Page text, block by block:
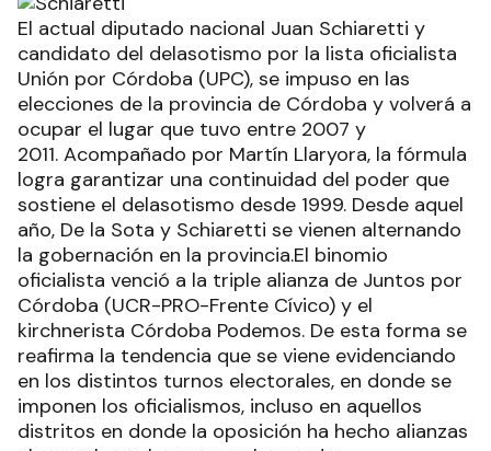
El actual diputado nacional Juan Schiaretti y
candidato del delasotismo por la lista oficialista
Unión por Córdoba (UPC), se impuso en las
elecciones de la provincia de Córdoba y volverá a
ocupar el lugar que tuvo entre 2007 y
2011. Acompañado por Martín Llaryora, la fórmula
logra garantizar una continuidad del poder que
sostiene el delasotismo desde 1999. Desde aquel
año, De la Sota y Schiaretti se vienen alternando
la gobernación en la provincia.El binomio
oficialista venció a la triple alianza de Juntos por
Córdoba (UCR-PRO-Frente Cívico) y el
kirchnerista Córdoba Podemos. De esta forma se
reafirma la tendencia que se viene evidenciando
en los distintos turnos electorales, en donde se
imponen los oficialismos, incluso en aquellos
distritos en donde la oposición ha hecho alianzas